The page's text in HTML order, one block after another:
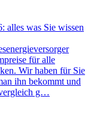
alles was Sie wissen
für alle
Wir haben für Sie
ihn bekommt und
g…